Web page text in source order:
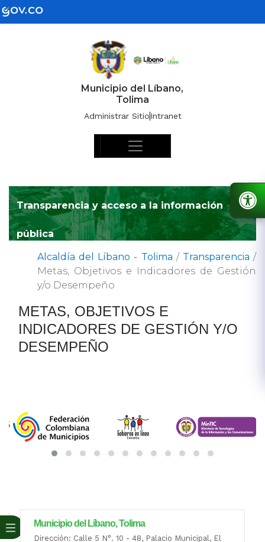
Municipio del Líbano,
Tolima
Administrar SitioIntranet
Transparencia y acceso a la información
pública
Alcaldía del Líbano - Tolima / Transparencia /
Metas, Objetivos e Indicadores de Gestión
y/o Desempeño
METAS, OBJETIVOS E
INDICADORES DE GESTIÓN Y/O
DESEMPEÑO
Municipio del Líbano, Tolima
Dirección: Calle 5 N°. 10 - 48, Palacio Municipal, El